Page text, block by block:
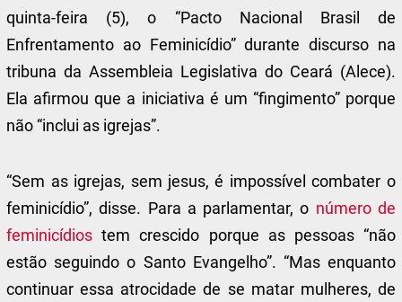
quinta-feira (5), o “Pacto Nacional Brasil de
Enfrentamento ao Feminicídio” durante discurso na
tribuna da Assembleia Legislativa do Ceará (Alece).
Ela afirmou que a iniciativa é um “fingimento” porque
não “inclui as igrejas”.
“Sem as igrejas, sem jesus, é impossível combater o
feminicídio”, disse. Para a parlamentar, o número de
feminicídios tem crescido porque as pessoas “não
estão seguindo o Santo Evangelho”. “Mas enquanto
continuar essa atrocidade de se matar mulheres, de